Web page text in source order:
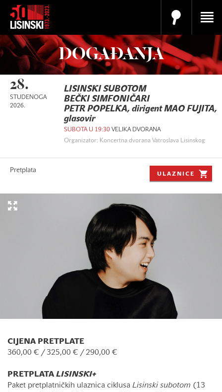
DOGAĐANJA
28.
STUDENOGA
2026.
LISINSKI SUBOTOM
BEČKI SIMFONIČARI
PETR POPELKA, dirigent MAO FUJITA,
glasovir
SUBOTA U 19:30 VELIKA DVORANA
Organizator: Koncertna dvorana Vatroslava Lisinskog
Pretplata
ULAZNICE
CIJENA PRETPLATE
360,00 € / 325,00 € / 290,00 €
PRETPLATA LISINSKI+
Paket pretplatničkih ulaznica ciklusa Lisinski subotom (13